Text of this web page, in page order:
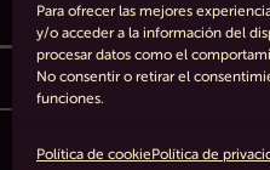
Para ofrecer las mejores
y/o acceder a la información del
procesar datos como el
No consentir o retirar el
funciones.
Política de cookiePolítica de
CONTACTO
NUESTRO